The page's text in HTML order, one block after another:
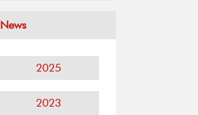
News
2025
2023